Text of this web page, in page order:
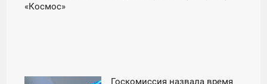
«Космос»
Госкомиссия назвала время